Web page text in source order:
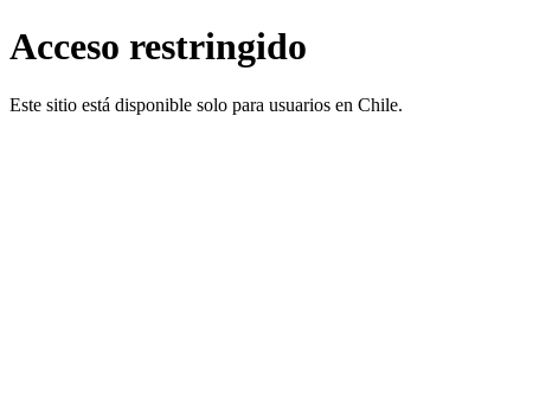
Acceso restringido
Este sitio está disponible solo para usuarios en Chile.